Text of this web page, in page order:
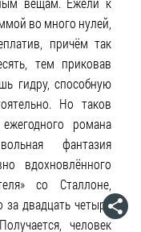
во много нулей,
причём так
тем приковав
гидру, способную
Но таков
романа
фантазия
вдохновлённого
со Сталлоне,
за двадцать четыре
человек